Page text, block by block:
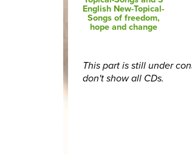
English New-Topical-
Songs of freedom,
hope and change
This part is still under
don't show all CDs.